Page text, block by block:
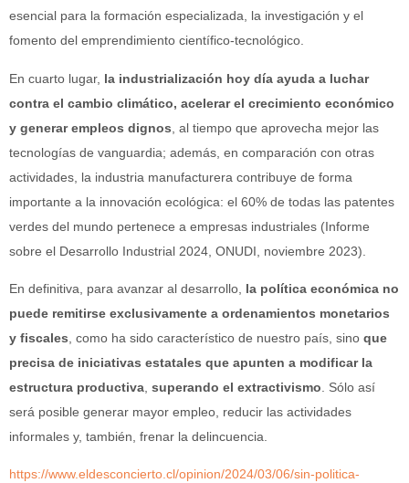
esencial para la formación especializada, la investigación y el
fomento del emprendimiento científico-tecnológico.
En cuarto lugar, la industrialización hoy día ayuda a luchar
contra el cambio climático, acelerar el crecimiento económico
y generar empleos dignos , al tiempo que aprovecha mejor las
tecnologías de vanguardia; además, en comparación con otras
actividades, la industria manufacturera contribuye de forma
importante a la innovación ecológica: el 60% de todas las patentes
verdes del mundo pertenece a empresas industriales (Informe
sobre el Desarrollo Industrial 2024, ONUDI, noviembre 2023).
En definitiva, para avanzar al desarrollo, la política económica no
puede remitirse exclusivamente a ordenamientos monetarios
y fiscales , como ha sido característico de nuestro país, sino que
precisa de iniciativas estatales que apunten a modificar la
estructura productiva superando el extractivismo . Sólo así
será posible generar mayor empleo, reducir las actividades
informales y, también, frenar la delincuencia.
https://www.eldesconcierto.cl/opinion/2024/03/06/sin-politica-